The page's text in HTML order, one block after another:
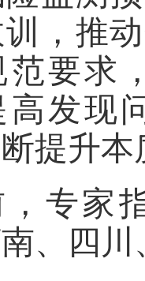
，推
范要求
高发现
提升
，专家
、四